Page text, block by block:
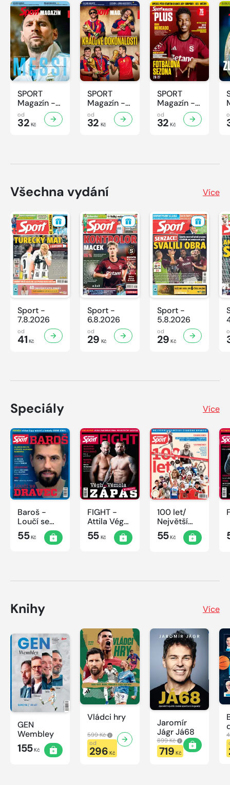
SPORT
Magazín -
32/2026
od
32 Kč
SPORT
Magazín -
31/2026
od
32 Kč
SPORT
Magazín -
30/2026
od
32 Kč
Všechna vydání Více
Sport -
7.8.2026
od
41 Kč
Sport -
6.8.2026
od
29 Kč
Sport -
5.8.2026
od
29 Kč
Speciály Více
Baroš -
Loučí se
dravec
55Kč
FIGHT -
Attila Végh
vs. Karlos
Vémola
55Kč
100 let/
Největší
okamžiky
českého
55Kč
Knihy Více
GEN
Wembley
155Kč
Vládci hry
599 Kč
od
296 Kč
Jaromír
Jágr Já68
899 Kč
719 Kč